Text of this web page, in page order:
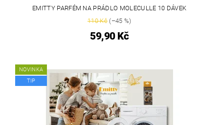
EMITTY PARFÉM NA PRÁDLO MOLECULLE 10 DÁVEK
110 Kč(–45 %)
59,90 Kč
NOVINKA
TIP